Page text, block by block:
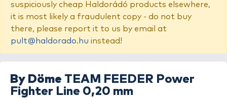
suspiciously cheap Haldorádó products elsewhere,
it is most likely a fraudulent copy - do not buy
there, please report it to us by email at
pult@haldorado.hu instead!
By Döme TEAM FEEDER Power
Fighter Line 0,20 mm